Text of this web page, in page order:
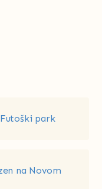
park
na Novom